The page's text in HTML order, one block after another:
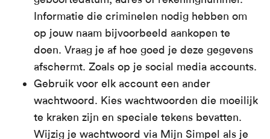
Informatie die criminelen nodig hebben om
op jouw naam bijvoorbeeld aankopen te
doen. Vraag je af hoe goed je deze gegevens
afschermt. Zoals op je social media accounts.
Gebruik voor elk account een ander
wachtwoord. Kies wachtwoorden die moeilijk
te kraken zijn en speciale tekens bevatten.
Wijzig je wachtwoord via Mijn Simpel als je